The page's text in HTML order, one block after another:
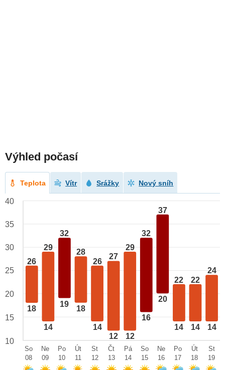
Výhled počasí
Teplota Vítr Srážky Nový sníh
26
18
29
14
32
19
28
18
26
14
27
12
29
12
32
16
37
20
22
14
22
14
24
14
40
35
30
25
20
15
10
So
08
Ne
09
Po
10
Út
11
St
12
Čt
13
Pá
14
So
15
Ne
16
Po
17
Út
18
St
19